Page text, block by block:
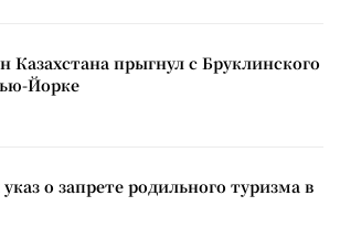
Казахстана прыгнул с Бруклинского
Йорке
о запрете родильного туризма в